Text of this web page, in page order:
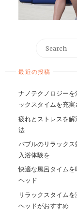
最近の投稿
ナノテクノロジー
ックスタイムを充実
疲れとストレスを
法
バブルのリラック
入浴体験を
快適な風呂タイム
ヘッド
リラックスタイム
ヘッドがおすすめ